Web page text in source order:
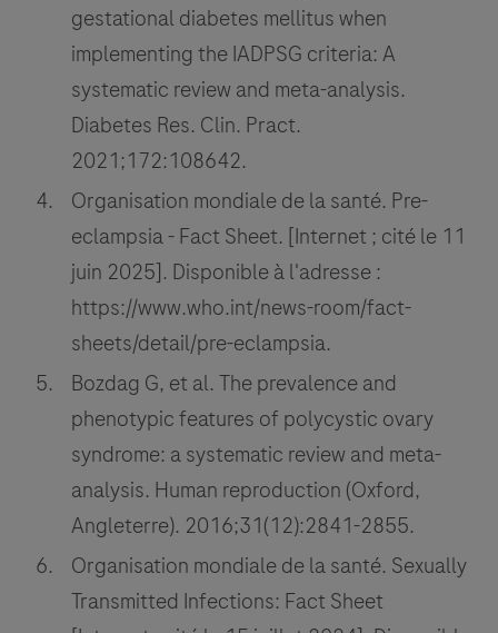
gestational diabetes mellitus when
implementing the IADPSG criteria: A
systematic review and meta-analysis.
Diabetes Res. Clin. Pract.
2021;172:108642.
Organisation mondiale de la santé. Pre-
eclampsia - Fact Sheet. [Internet ; cité le 11
juin 2025]. Disponible à l'adresse :
https://www.who.int/news-room/fact-
sheets/detail/pre-eclampsia.
Bozdag G, et al. The prevalence and
phenotypic features of polycystic ovary
syndrome: a systematic review and meta-
analysis. Human reproduction (Oxford,
Angleterre). 2016;31(12):2841-2855.
Organisation mondiale de la santé. Sexually
Transmitted Infections: Fact Sheet